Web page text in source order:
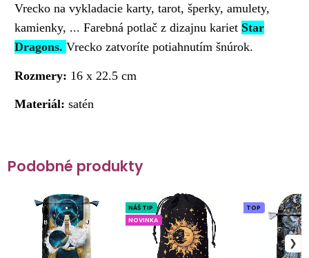
Vrecko na vykladacie karty, tarot, šperky, amulety,
kamienky, ... Farebná potlač z dizajnu kariet Star
Dragons. Vrecko zatvoríte potiahnutím šnúrok.
Rozmery: 16 x 22.5 cm
Materiál: satén
Podobné produkty
NÁŠ TIP
NOVINKA
TOP